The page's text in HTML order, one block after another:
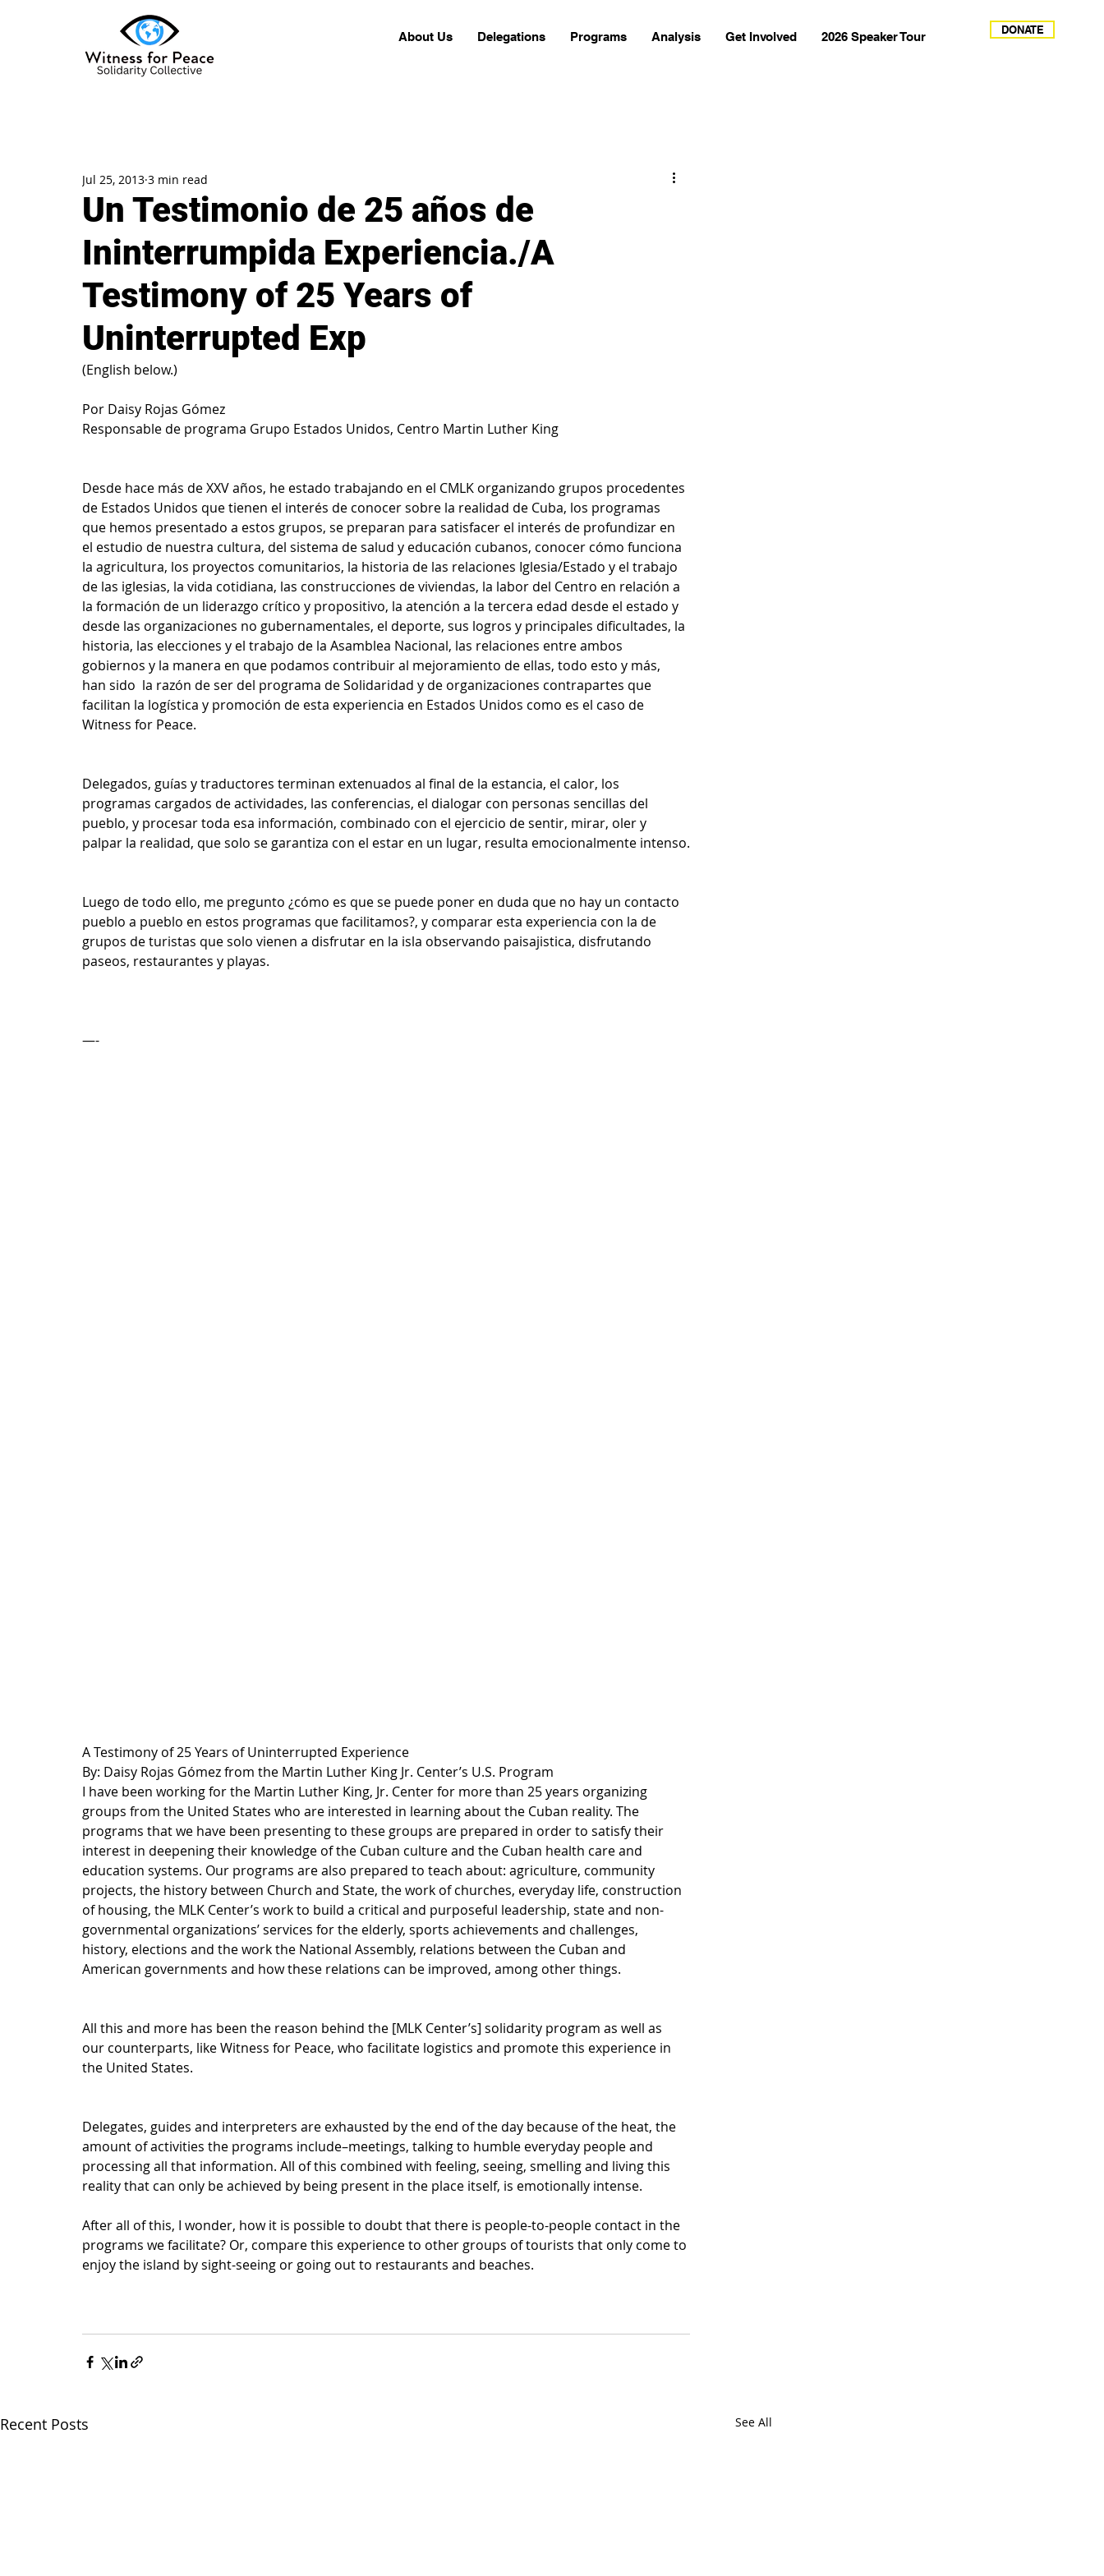
About Us Delegations Programs Analysis Get Involved 2026 Speaker Tour DONATE
Un Testimonio de 25 años de
Ininterrumpida Experiencia./A
Testimony of 25 Years of
Uninterrupted Exp
Jul 25, 2013 3 min read
(English below.)
Por Daisy Rojas Gómez
Responsable de programa Grupo Estados Unidos, Centro Martin Luther King
Desde hace más de XXV años, he estado trabajando en el CMLK organizando grupos procedentes
de Estados Unidos que tienen el interés de conocer sobre la realidad de Cuba, los programas
que hemos presentado a estos grupos, se preparan para satisfacer el interés de profundizar en
el estudio de nuestra cultura, del sistema de salud y educación cubanos, conocer cómo funciona
la agricultura, los proyectos comunitarios, la historia de las relaciones Iglesia/Estado y el trabajo
de las iglesias, la vida cotidiana, las construcciones de viviendas, la labor del Centro en relación a
la formación de un liderazgo crítico y propositivo, la atención a la tercera edad desde el estado y
desde las organizaciones no gubernamentales, el deporte, sus logros y principales dificultades, la
historia, las elecciones y el trabajo de la Asamblea Nacional, las relaciones entre ambos
gobiernos y la manera en que podamos contribuir al mejoramiento de ellas, todo esto y más,
han sido  la razón de ser del programa de Solidaridad y de organizaciones contrapartes que
facilitan la logística y promoción de esta experiencia en Estados Unidos como es el caso de
Witness for Peace.
Delegados, guías y traductores terminan extenuados al final de la estancia, el calor, los
programas cargados de actividades, las conferencias, el dialogar con personas sencillas del
pueblo, y procesar toda esa información, combinado con el ejercicio de sentir, mirar, oler y
palpar la realidad, que solo se garantiza con el estar en un lugar, resulta emocionalmente intenso.
Luego de todo ello, me pregunto ¿cómo es que se puede poner en duda que no hay un contacto
pueblo a pueblo en estos programas que facilitamos?, y comparar esta experiencia con la de
grupos de turistas que solo vienen a disfrutar en la isla observando paisajistica, disfrutando
paseos, restaurantes y playas.
—-
A Testimony of 25 Years of Uninterrupted Experience
By: Daisy Rojas Gómez from the Martin Luther King Jr. Center’s U.S. Program
I have been working for the Martin Luther King, Jr. Center for more than 25 years organizing
groups from the United States who are interested in learning about the Cuban reality. The
programs that we have been presenting to these groups are prepared in order to satisfy their
interest in deepening their knowledge of the Cuban culture and the Cuban health care and
education systems. Our programs are also prepared to teach about: agriculture, community
projects, the history between Church and State, the work of churches, everyday life, construction
of housing, the MLK Center’s work to build a critical and purposeful leadership, state and non-
governmental organizations’ services for the elderly, sports achievements and challenges,
history, elections and the work the National Assembly, relations between the Cuban and
American governments and how these relations can be improved, among other things.
All this and more has been the reason behind the [MLK Center’s] solidarity program as well as
our counterparts, like Witness for Peace, who facilitate logistics and promote this experience in
the United States.
Delegates, guides and interpreters are exhausted by the end of the day because of the heat, the
amount of activities the programs include–meetings, talking to humble everyday people and
processing all that information. All of this combined with feeling, seeing, smelling and living this
reality that can only be achieved by being present in the place itself, is emotionally intense.
After all of this, I wonder, how it is possible to doubt that there is people-to-people contact in the
programs we facilitate? Or, compare this experience to other groups of tourists that only come to
enjoy the island by sight-seeing or going out to restaurants and beaches.
Recent Posts See All